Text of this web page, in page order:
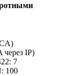
IP)
7
100